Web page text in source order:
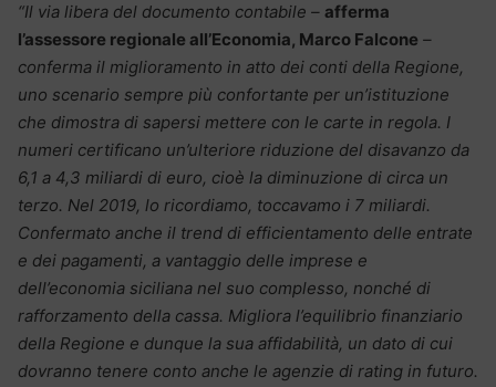
“Il via libera del documento contabile – afferma
l’assessore regionale all’Economia, Marco Falcone –
conferma il miglioramento in atto dei conti della Regione,
uno scenario sempre più confortante per un’istituzione
che dimostra di sapersi mettere con le carte in regola. I
numeri certificano un’ulteriore riduzione del disavanzo da
6,1 a 4,3 miliardi di euro, cioè la diminuzione di circa un
terzo. Nel 2019, lo ricordiamo, toccavamo i 7 miliardi.
Confermato anche il trend di efficientamento delle entrate
e dei pagamenti, a vantaggio delle imprese e
dell’economia siciliana nel suo complesso, nonché di
rafforzamento della cassa. Migliora l’equilibrio finanziario
della Regione e dunque la sua affidabilità, un dato di cui
dovranno tenere conto anche le agenzie di rating in futuro.